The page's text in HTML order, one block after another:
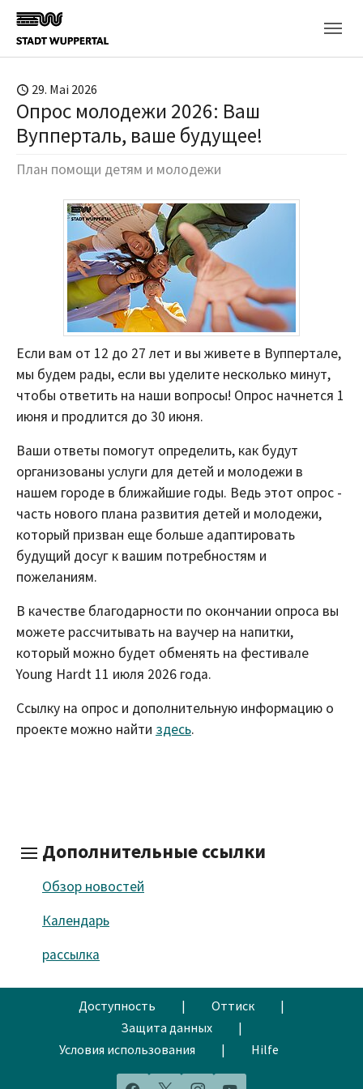
Skip to main content
29. Mai 2026
Опрос молодежи 2026: Ваш
Вупперталь, ваше будущее!
План помощи детям и молодежи
Если вам от 12 до 27 лет и вы живете в Вуппертале,
мы будем рады, если вы уделите несколько минут,
чтобы ответить на наши вопросы! Опрос начнется 1
июня и продлится до 30 июня.
Ваши ответы помогут определить, как будут
организованы услуги для детей и молодежи в
нашем городе в ближайшие годы. Ведь этот опрос -
часть нового плана развития детей и молодежи,
который призван еще больше адаптировать
будущий досуг к вашим потребностям и
пожеланиям.
В качестве благодарности по окончании опроса вы
можете рассчитывать на ваучер на напитки,
который можно будет обменять на фестивале
Young Hardt 11 июля 2026 года.
Ссылку на опрос и дополнительную информацию о
проекте можно найти здесь.
Дополнительные ссылки
Обзор новостей
Календарь
рассылка
Доступность | Оттиск
|
Защита данных
|
Условия использования
| Hilfe